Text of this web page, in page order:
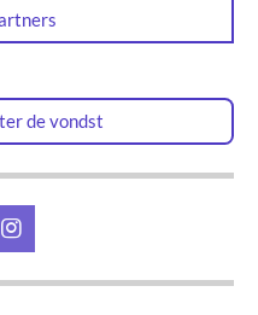
de vondst
I
n
s